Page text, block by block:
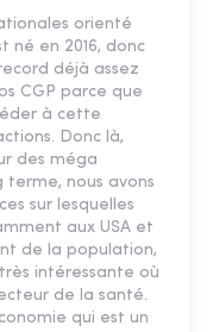
orienté
né en 2016, donc
déjà assez
CGP parce que
à cette
Donc là,
des méga
terme, nous avons
sur lesquelles
aux USA et
de la population,
intéressante où
de la santé.
qui est un